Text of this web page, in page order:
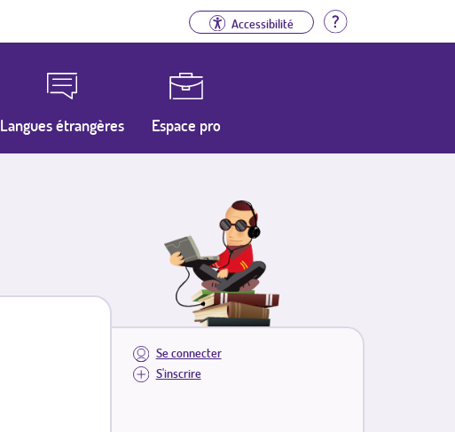
Accessibilité Aide
Langues étrangères Espace pro
Se connecter
S'inscrire